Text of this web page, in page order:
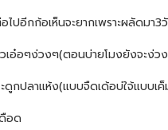
ไปอีกก้อเห็นจะยากเพราะผลัดมา
วเอ๋อๆง่วงๆ(ตอนบ่ายโมงยังจะง่ว
ะดูกปลาแห้ง(แบบจืดเด้อบ่ใจ้แบบเ
อด